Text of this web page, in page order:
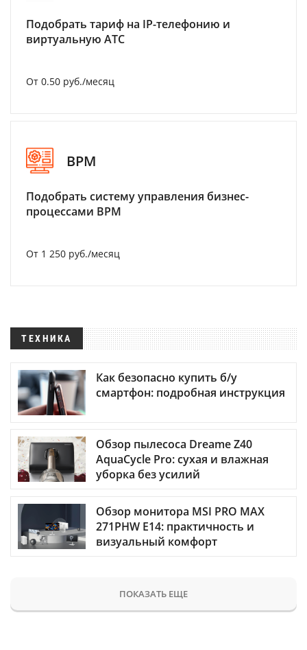
Подобрать тариф на IP-телефонию и
виртуальную АТС
От 0.50 руб./месяц
BPM
Подобрать систему управления бизнес-
процессами BPM
От 1 250 руб./месяц
ТЕХНИКА
Как безопасно купить б/у
смартфон: подробная инструкция
Обзор пылесоса Dreame Z40
AquaCycle Pro: сухая и влажная
уборка без усилий
Обзор монитора MSI PRO MAX
271PHW E14: практичность и
визуальный комфорт
ПОКАЗАТЬ ЕЩЕ